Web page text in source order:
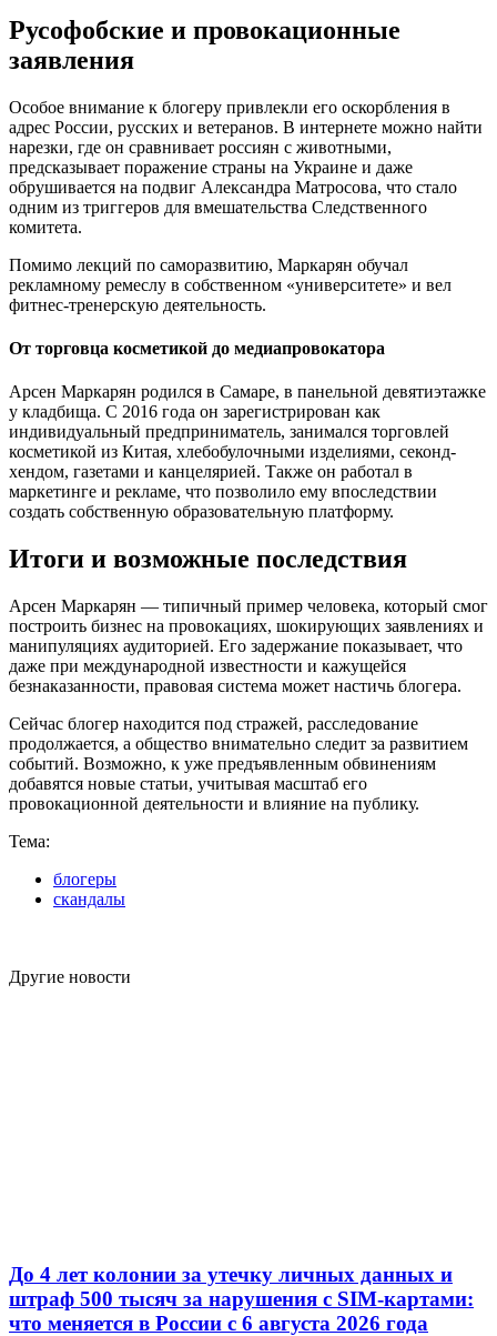
Русофобские и провокационные
заявления
Особое внимание к блогеру привлекли его оскорбления в
адрес России, русских и ветеранов. В интернете можно найти
нарезки, где он сравнивает россиян с животными,
предсказывает поражение страны на Украине и даже
обрушивается на подвиг Александра Матросова, что стало
одним из триггеров для вмешательства Следственного
комитета.
Помимо лекций по саморазвитию, Маркарян обучал
рекламному ремеслу в собственном «университете» и вел
фитнес-тренерскую деятельность.
От торговца косметикой до медиапровокатора
Арсен Маркарян родился в Самаре, в панельной девятиэтажке
у кладбища. С 2016 года он зарегистрирован как
индивидуальный предприниматель, занимался торговлей
косметикой из Китая, хлебобулочными изделиями, секонд-
хендом, газетами и канцелярией. Также он работал в
маркетинге и рекламе, что позволило ему впоследствии
создать собственную образовательную платформу.
Итоги и возможные последствия
Арсен Маркарян — типичный пример человека, который смог
построить бизнес на провокациях, шокирующих заявлениях и
манипуляциях аудиторией. Его задержание показывает, что
даже при международной известности и кажущейся
безнаказанности, правовая система может настичь блогера.
Сейчас блогер находится под стражей, расследование
продолжается, а общество внимательно следит за развитием
событий. Возможно, к уже предъявленным обвинениям
добавятся новые статьи, учитывая масштаб его
провокационной деятельности и влияние на публику.
Тема:
блогеры
скандалы
Другие новости
До 4 лет колонии за утечку личных данных и
штраф 500 тысяч за нарушения с SIM-картами:
что меняется в России с 6 августа 2026 года